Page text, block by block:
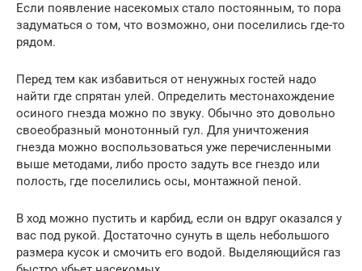
Если появление насекомых стало постоянным, то пора
задуматься о том, что возможно, они поселились где-то
рядом.
Перед тем как избавиться от ненужных гостей надо
найти где спрятан улей. Определить местонахождение
осиного гнезда можно по звуку. Обычно это довольно
своеобразный монотонный гул. Для уничтожения
гнезда можно воспользоваться уже перечисленными
выше методами, либо просто задуть все гнездо или
полость, где поселились осы, монтажной пеной.
В ход можно пустить и карбид, если он вдруг оказался у
вас под рукой. Достаточно сунуть в щель небольшого
размера кусок и смочить его водой. Выделяющийся газ